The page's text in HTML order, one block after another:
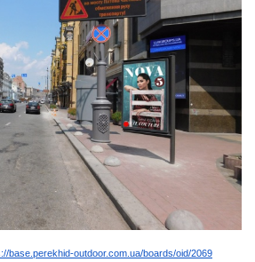
base.perekhid-outdoor.com.ua/boards/oid/2069